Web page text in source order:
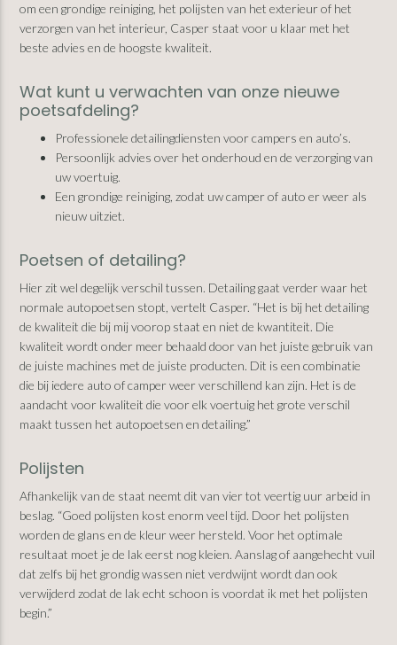
om een grondige reiniging, het polijsten van het exterieur of het
verzorgen van het interieur, Casper staat voor u klaar met het
beste advies en de hoogste kwaliteit.
Wat kunt u verwachten van onze nieuwe
poetsafdeling?
Professionele detailingdiensten voor campers en auto’s.
Persoonlijk advies over het onderhoud en de verzorging van
uw voertuig.
Een grondige reiniging, zodat uw camper of auto er weer als
nieuw uitziet.
Poetsen of detailing?
Hier zit wel degelijk verschil tussen. Detailing gaat verder waar het
normale autopoetsen stopt, vertelt Casper. “Het is bij het detailing
de kwaliteit die bij mij voorop staat en niet de kwantiteit. Die
kwaliteit wordt onder meer behaald door van het juiste gebruik van
de juiste machines met de juiste producten. Dit is een combinatie
die bij iedere auto of camper weer verschillend kan zijn. Het is de
aandacht voor kwaliteit die voor elk voertuig het grote verschil
maakt tussen het autopoetsen en detailing.”
Polijsten
Afhankelijk van de staat neemt dit van vier tot veertig uur arbeid in
beslag. “Goed polijsten kost enorm veel tijd. Door het polijsten
worden de glans en de kleur weer hersteld. Voor het optimale
resultaat moet je de lak eerst nog kleien. Aanslag of aangehecht vuil
dat zelfs bij het grondig wassen niet verdwijnt wordt dan ook
verwijderd zodat de lak echt schoon is voordat ik met het polijsten
begin.”